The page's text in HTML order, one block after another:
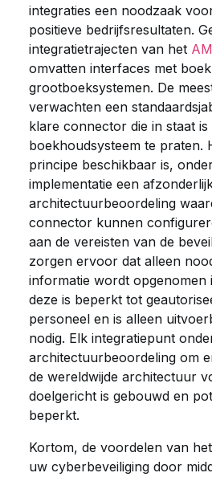
integraties een noodzaak
positieve bedrijfsresultaten.
integratietrajecten van het
omvatten interfaces met
grootboeksystemen. De
verwachten een
klare connector die in staat
boekhoudsysteem te praten.
principe beschikbaar is,
implementatie een
architectuurbeoordeling
connector kunnen
aan de vereisten van de
zorgen ervoor dat alleen
informatie wordt opgenomen
deze is beperkt tot
personeel en is alleen
nodig. Elk integratiepunt
architectuurbeoordeling om
de wereldwijde architectuur
doelgericht is gebouwd en
beperkt.
Kortom, de voordelen van
uw cyberbeveiliging door